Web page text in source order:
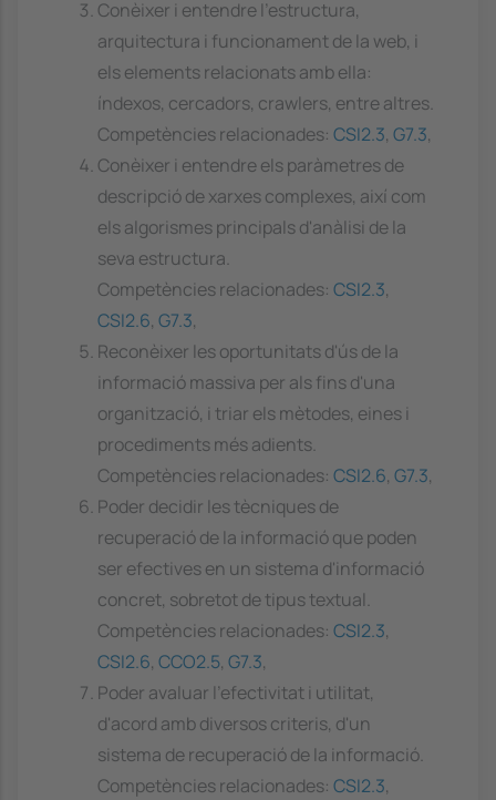
Conèixer i entendre l'estructura,
arquitectura i funcionament de la web, i
els elements relacionats amb ella:
índexos, cercadors, crawlers, entre altres.
Competències relacionades: CSI2.3, G7.3,
Conèixer i entendre els paràmetres de
descripció de xarxes complexes, així com
els algorismes principals d'anàlisi de la
seva estructura.
Competències relacionades: CSI2.3,
CSI2.6, G7.3,
Reconèixer les oportunitats d'ús de la
informació massiva per als fins d'una
organització, i triar els mètodes, eines i
procediments més adients.
Competències relacionades: CSI2.6, G7.3,
Poder decidir les tècniques de
recuperació de la informació que poden
ser efectives en un sistema d'informació
concret, sobretot de tipus textual.
Competències relacionades: CSI2.3,
CSI2.6, CCO2.5, G7.3,
Poder avaluar l'efectivitat i utilitat,
d'acord amb diversos criteris, d'un
sistema de recuperació de la informació.
Competències relacionades: CSI2.3,